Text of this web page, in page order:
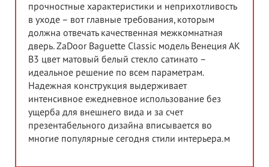
прочностные характеристики и неприхотливость
в уходе – вот главные требования, которым
должна отвечать качественная межкомнатная
дверь. ZaDoor Baguette Classic модель Венеция АК
В3 цвет матовый белый стекло сатинато –
идеальное решение по всем параметрам.
Надежная конструкция выдерживает
интенсивное ежедневное использование без
ущерба для внешнего вида и за счет
презентабельного дизайна вписывается во
многие популярные сегодня стили интерьера.м